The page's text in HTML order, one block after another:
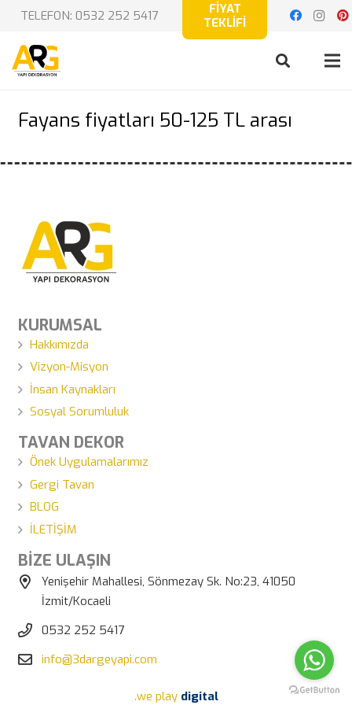
TELEFON: 0532 252 5417
FİYAT
TEKLİFİ
Fayans fiyatları 50-125 TL arası
KURUMSAL
Hakkımızda
Vizyon-Misyon
İnsan Kaynakları
Sosyal Sorumluluk
TAVAN DEKOR
Önek Uygulamalarımız
Gergi Tavan
BLOG
İLETİŞİM
BİZE ULAŞIN
Yenişehir Mahallesi, Sönmezay Sk. No:23, 41050
İzmit/Kocaeli
0532 252 5417
info@3dargeyapi.com
.we play digital